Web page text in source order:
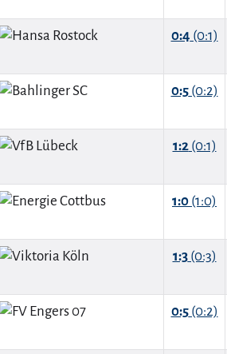
0:4 (0:1)
0:5(0:2)
1:2(0:1)
1:0 (1:0)
1:3(0:3)
0:5(0:2)